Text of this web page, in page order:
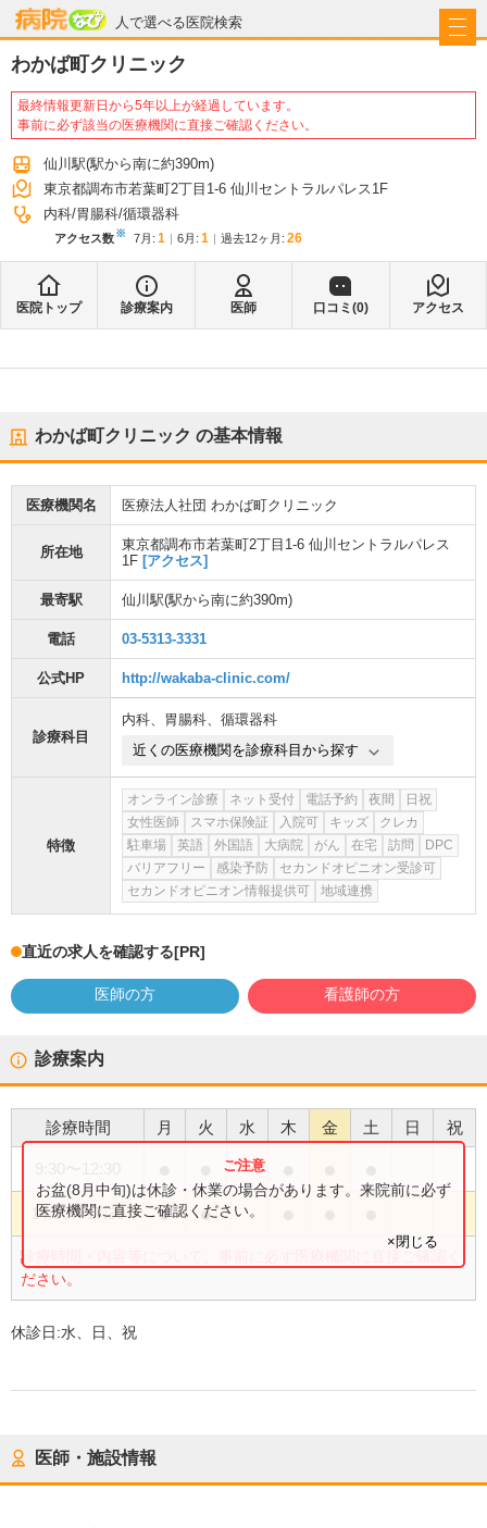
人で選べる医院検索
病院なび
わかば町クリニック
最終情報更新日から5年以上が経過しています。
事前に必ず該当の医療機関に直接ご確認ください。
仙川駅(駅から南に約390m)
東京都調布市若葉町2丁目1-6 仙川セントラルパレス1F
内科 胃腸科 循環器科
アクセス数※ 7月 : 1 6月 : 1 過去12ヶ月: 26
医院トップ 診療案内 医師 口コミ(0) アクセス
わかば町クリニック の基本情報
医療機関名 医療法人社団 わかば町クリニック
所在地
東京都調布市若葉町2丁目1-6 仙川セントラルパレス
1F [アクセス]
最寄駅 仙川駅(駅から南に約390m)
電話 03-5313-3331
公式HP http://wakaba-clinic.com/
診療科目
内科、 胃腸科、 循環器科
近くの医療機関を診療科目から探す
特徴
オンライン診療 ネット受付 電話予約 夜間
日祝
女性医師
スマホ保険証 入院可 キッズ
クレカ
駐車場
英語 外国語 大病院 がん 在宅 訪問
DPC
バリアフリー
感染予防
セカンドオピニオン受診可
セカンドオピニオン情報提供可
地域連携
直近の求人を確認する[PR]
医師の方 看護師の方
診療案内
診療時間 月 火 水 木 金 土 日 祝
14:30〜17:30 ● ●
診療時間・内容等について、事前に必ず医療機関に直接ご確認く
ださい。
お盆(8月中旬)は休診・休業の場合があります。来院前に必ず
医療機関に直接ご確認ください。
×閉じる
休診日:水、日、祝
医師・施設情報